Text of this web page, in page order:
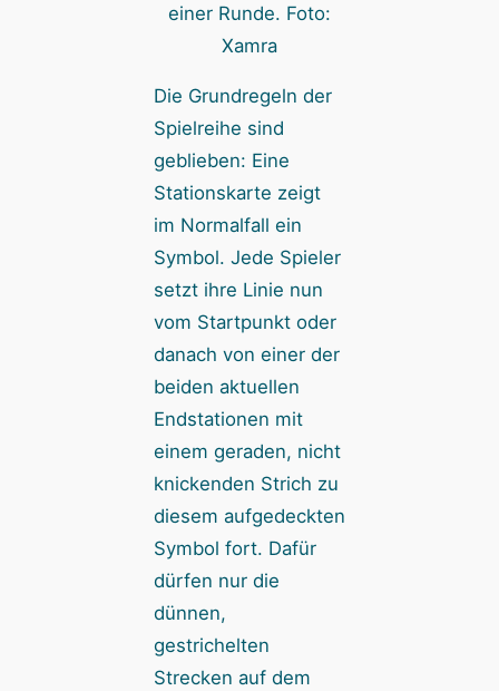
einer Runde. Foto:
Xamra
Die Grundregeln der
Spielreihe sind
geblieben: Eine
Stationskarte zeigt
im Normalfall ein
Symbol. Jede Spieler
setzt ihre Linie nun
vom Startpunkt oder
danach von einer der
beiden aktuellen
Endstationen mit
einem geraden, nicht
knickenden Strich zu
diesem aufgedeckten
Symbol fort. Dafür
dürfen nur die
dünnen,
gestrichelten
Strecken auf dem